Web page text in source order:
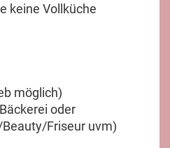
keine Vollküche
möglich)
oder
Friseur uvm)